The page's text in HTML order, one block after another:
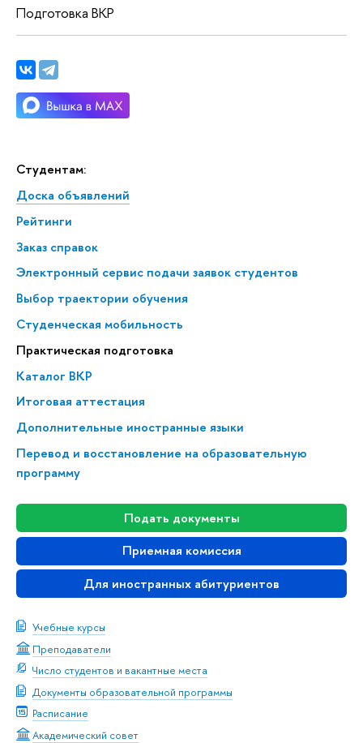
Студентам:
Доска объявлений
Рейтинги
Заказ справок
Электронный сервис подачи заявок студентов
Выбор траектории обучения
Студенческая мобильность
Практическая подготовка
Каталог ВКР
Итоговая аттестация
Дополнительные иностранные языки
Перевод и восстановление на образовательную
программу
Подать документы
Приемная комиссия
Для иностранных абитуриентов
Учебные курсы
Преподаватели
Число студентов и вакантные места
Документы образовательной программы
Расписание
Академический совет
Подготовка ВКР